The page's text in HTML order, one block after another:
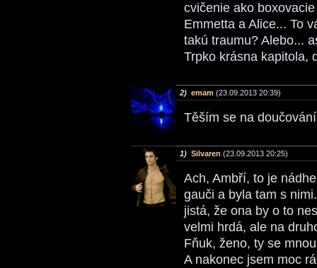
cvičenie ako
Emmetta a Alice... To
takú traumu? Alebo...
Trpko krásna kapitola,
2) emam (23.09.2013 20:39)
Těším se na doučování
1) Silvaren (23.09.2013 20:25)
Ach, Ambří, to je
gauči a byla tam s nimi.
jistá, že ona by o to
velmi hrdá, ale na
Fňuk, ženo, ty se
A nakonec jsem moc